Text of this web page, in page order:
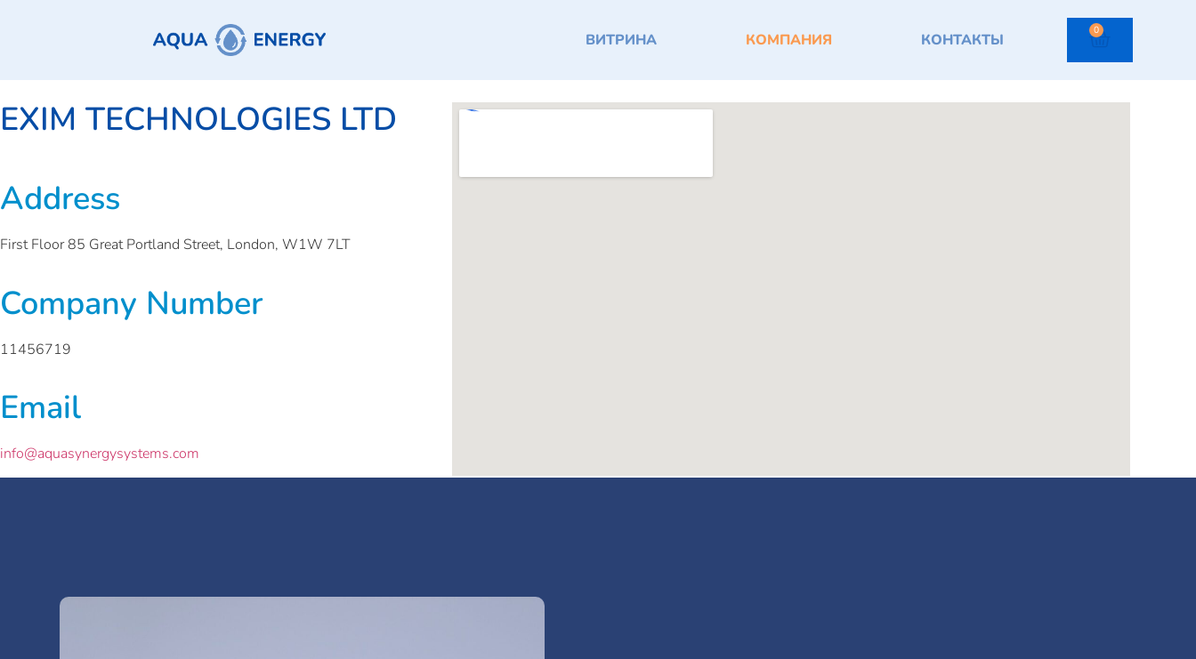
ВИТРИНА КОМПАНИЯ КОНТАКТЫ
0
EXIM TECHNOLOGIES LTD
Address
First Floor 85 Great Portland Street, London, W1W 7LT
Company Number
11456719
Email
info@aquasynergysystems.com